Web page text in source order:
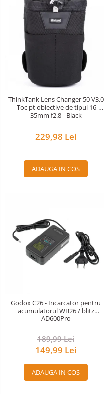
ThinkTank Lens Changer 50 V3.0
- Toc pt obiective de tipul 16-
35mm f2.8 - Black
229,98 Lei
ADAUGA IN COS
Godox C26 - Incarcator pentru
acumulatorul WB26 / blitz
AD600Pro
189,99 Lei
149,99 Lei
ADAUGA IN COS